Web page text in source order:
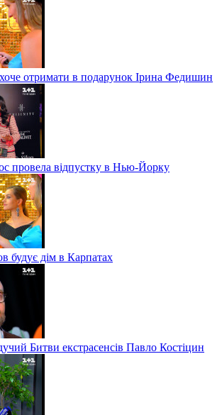
отримати в подарунок Ірина Федишин
провела відпустку в Нью-Йорку
будує дім в Карпатах
Битви екстрасенсів Павло Костіцин